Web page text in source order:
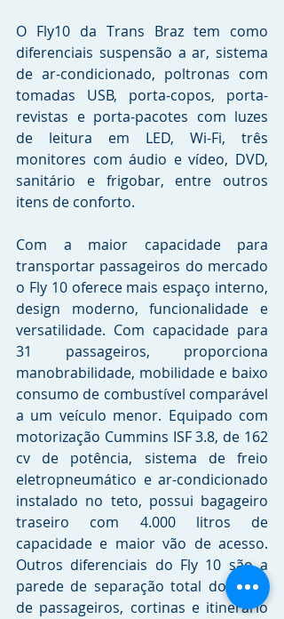
O Fly10 da Trans Braz tem como
diferenciais suspensão a ar, sistema
de ar-condicionado, poltronas com
tomadas USB, porta-copos, porta-
revistas e porta-pacotes com luzes
de leitura em LED, Wi-Fi, três
monitores com áudio e vídeo, DVD,
sanitário e frigobar, entre outros
itens de conforto.
Com a maior capacidade para
transportar passageiros do mercado
o Fly 10 oferece mais espaço interno,
design moderno, funcionalidade e
versatilidade. Com capacidade para
31 passageiros, proporciona
manobrabilidade, mobilidade e baixo
consumo de combustível comparável
a um veículo menor. Equipado com
motorização Cummins ISF 3.8, de 162
cv de potência, sistema de freio
eletropneumático e ar-condicionado
instalado no teto, possui bagageiro
traseiro com 4.000 litros de
capacidade e maior vão de acesso.
Outros diferenciais do Fly 10 são a
parede de separação total do salão
de passageiros, cortinas e itinerário